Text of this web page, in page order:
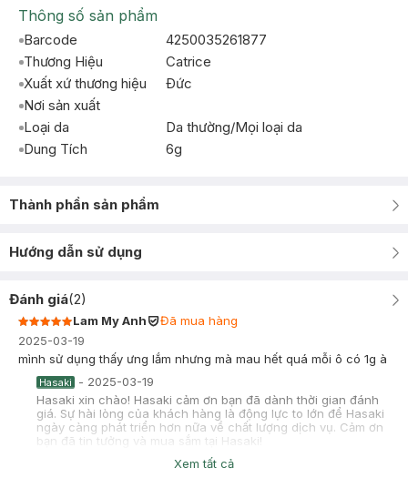
Thông số sản phẩm
Barcode
4250035261877
Thương Hiệu
Catrice
Xuất xứ thương hiệu
Ðức
Nơi sản xuất
Loại da
Da thường/Mọi loại da
Dung Tích
6g
Thành phần sản phẩm
Hướng dẫn sử dụng
Đánh giá(2)
Lam My Anh
Đã mua hàng
2025-03-19
mình sử dụng thấy ưng lắm nhưng mà mau hết quá mỗi ô có 1g à
Hasaki - 2025-03-19
Hasaki xin chào! Hasaki cảm ơn bạn đã dành thời gian đánh
giá. Sự hài lòng của khách hàng là động lực to lớn để Hasaki
ngày càng phát triển hơn nữa về chất lượng dịch vụ. Cảm ơn
bạn đã tin tưởng và mua sắm tại Hasaki!
Đã mua hàng
Xem tất cả